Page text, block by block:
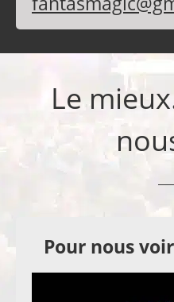
Le
Pour nous voir